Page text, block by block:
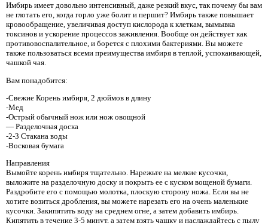
Имбирь имеет довольно интенсивный, даже резкий вкус, так почему бы вам
не глотать его, когда горло уже болит и першит? Имбирь также повышает
кровообращение, увеличивая доступ кислорода к клеткам, вымывка
токсинов и ускорение процессов заживления. Вообще он действует как
противовоспалительное, и борется с плохими бактериями. Вы можете
также пользоваться всеми преимущества имбиря в теплой, успокаивающей,
чашкой чая.
Вам понадобится:
-Свежие Корень имбиря, 2 дюймов в длину
-Мед
-Острый обычный нож или нож овощной
— Разделочная доска
-2-3 Стакана воды
-Восковая бумага
Направления
Вымойте корень имбиря тщательно. Нарежьте на мелкие кусочки,
выложите на разделочную доску и покрыть ее с куском вощеной бумаги.
Раздробите его с помощью молотка, плоскую сторону ножа. Если вы не
хотите возиться дробления, вы можете нарезать его на очень маленькие
кусочки. Закипятить воду на среднем огне, а затем добавить имбирь.
Кипятить в течение 3-5 минут, а затем взять чашку и наслаждайтесь с пылу